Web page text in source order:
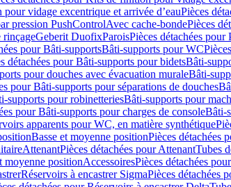
vidage excentrique et arrivée d’eauPièces
pression PushControlAvec cache-bondePièces
rinçageGeberit DuofixParoisPièces détachées pour
pour Bâti-supportsBâti-supports pour WC
détachées pour Bâti-supports pour bidetsBâti-
pour douches avec évacuation muraleBâti-
pour Bâti-supports pour séparations de douches
supports pour robinetteriesBâti-supports pour
pour Bâti-supports pour charges de consoleBâti-
apparents pour WC, en matière synthétique
Basse et moyenne positionPièces détachées
AttenantPièces détachées pour AttenantTubes
moyenne positionAccessoiresPièces détachées
Réservoirs à encastrer SigmaPièces détachées